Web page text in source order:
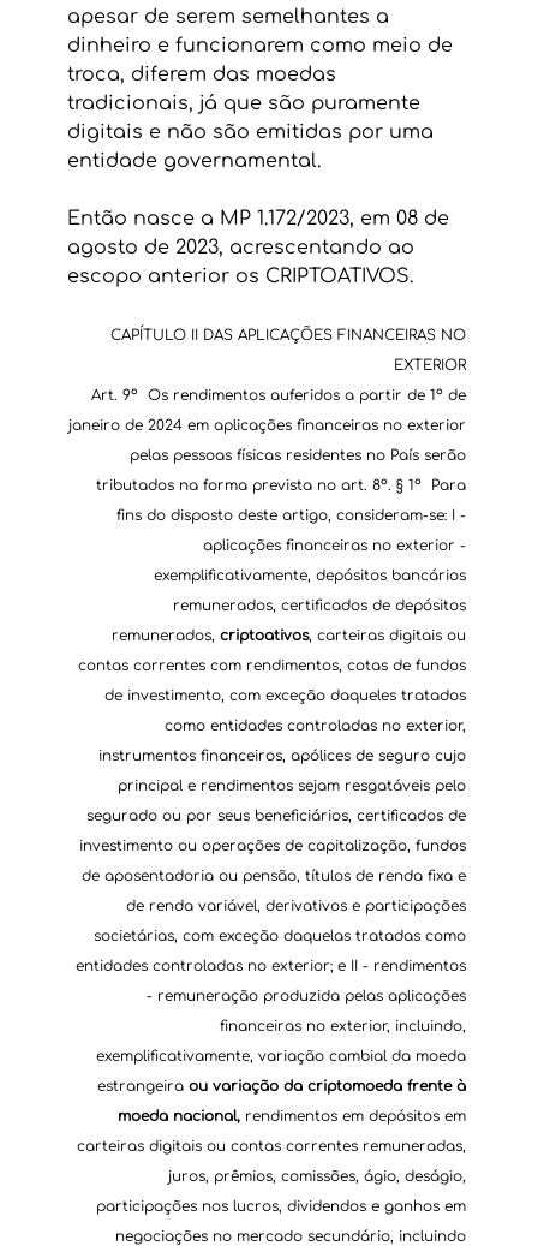
apesar de serem semelhantes a
dinheiro e funcionarem como meio de
troca, diferem das moedas
tradicionais, já que são puramente
digitais e não são emitidas por uma
entidade governamental.
Então nasce a MP 1.172/2023, em 08 de
agosto de 2023, acrescentando ao
escopo anterior os CRIPTOATIVOS.
CAPÍTULO II DAS APLICAÇÕES FINANCEIRAS NO
EXTERIOR
Art. 9º  Os rendimentos auferidos a partir de 1º de
janeiro de 2024 em aplicações financeiras no exterior
pelas pessoas físicas residentes no País serão
tributados na forma prevista no art. 8º. § 1º  Para
fins do disposto deste artigo, consideram-se: I -
aplicações financeiras no exterior -
exemplificativamente, depósitos bancários
remunerados, certificados de depósitos
remunerados, criptoativos, carteiras digitais ou
contas correntes com rendimentos, cotas de fundos
de investimento, com exceção daqueles tratados
como entidades controladas no exterior,
instrumentos financeiros, apólices de seguro cujo
principal e rendimentos sejam resgatáveis pelo
segurado ou por seus beneficiários, certificados de
investimento ou operações de capitalização, fundos
de aposentadoria ou pensão, títulos de renda fixa e
de renda variável, derivativos e participações
societárias, com exceção daquelas tratadas como
entidades controladas no exterior; e II - rendimentos
- remuneração produzida pelas aplicações
financeiras no exterior, incluindo,
exemplificativamente, variação cambial da moeda
estrangeira ou variação da criptomoeda frente à
moeda nacional, rendimentos em depósitos em
carteiras digitais ou contas correntes remuneradas,
juros, prêmios, comissões, ágio, deságio,
participações nos lucros, dividendos e ganhos em
negociações no mercado secundário, incluindo